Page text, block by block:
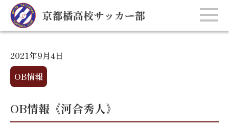
2021年9月4日
OB情報
OB情報《河合秀人》